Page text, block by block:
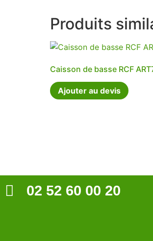
Produits
Caisson de basse RCF
Ajouter au devis
02 52 60 00 20